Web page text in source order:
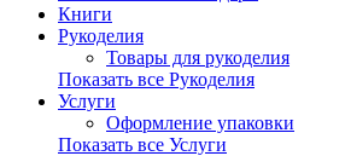
Книги
Рукоделия
Товары для рукоделия
Показать все Рукоделия
Услуги
Оформление упаковки
Показать все Услуги